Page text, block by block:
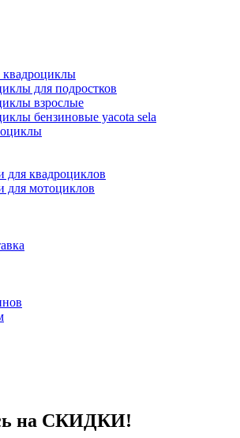
квадроциклы
для подростков
взрослые
бензиновые yacota sela
для квадроциклов
для мотоциклов
на СКИДКИ!